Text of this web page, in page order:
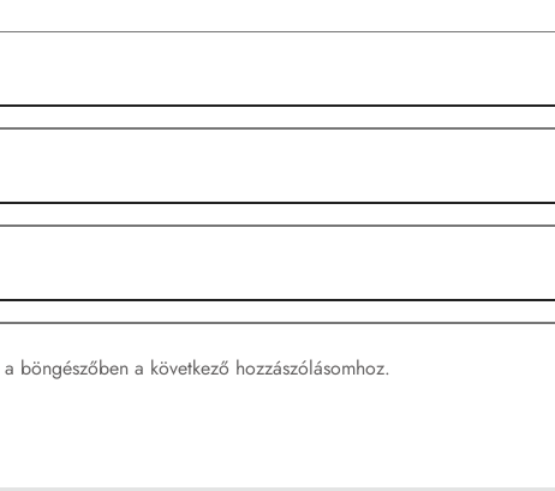
böngészőben a következő hozzászólásomhoz.